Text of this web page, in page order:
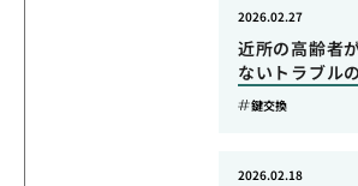
近所の高齢者
ないトラブル
2026.02.27
鍵交換
2026.02.18